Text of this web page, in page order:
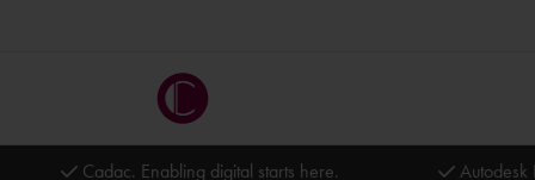
Cadac. Enabling digital starts here. Autodesk